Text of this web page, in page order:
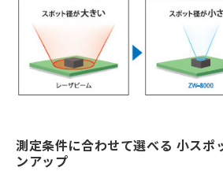
測定条件に合わせて選べる 小スポ
ンアップ